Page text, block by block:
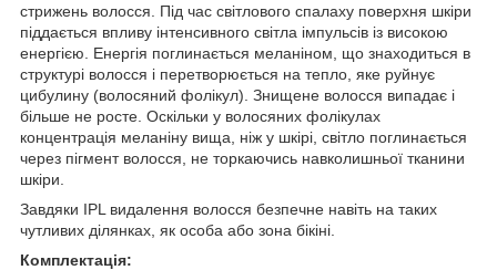
стрижень волосся. Під час світлового спалаху поверхня шкіри
піддається впливу інтенсивного світла імпульсів із високою
енергією. Енергія поглинається меланіном, що знаходиться в
структурі волосся і перетворюється на тепло, яке руйнує
цибулину (волосяний фолікул). Знищене волосся випадає і
більше не росте. Оскільки у волосяних фолікулах
концентрація меланіну вища, ніж у шкірі, світло поглинається
через пігмент волосся, не торкаючись навколишньої тканини
шкіри.
Завдяки IPL видалення волосся безпечне навіть на таких
чутливих ділянках, як особа або зона бікіні.
Комплектація: